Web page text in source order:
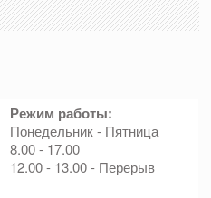
Режим работы:
Понедельник - Пятница
8.00 - 17.00
12.00 - 13.00 - Перерыв